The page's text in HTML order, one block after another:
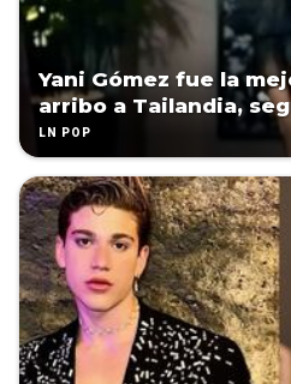
Yani Gómez fue la
arribo a Tailandia,
LN POP